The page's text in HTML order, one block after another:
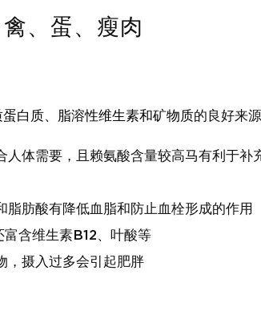
、蛋、瘦肉
蛋白质、脂溶性维生素和矿物质的良好来源
人体需要，且赖氨酸含量较高马有利于补
肪酸有降低血脂和防止血栓形成的作用
含维生素B12、叶酸等
，摄入过多会引起肥胖